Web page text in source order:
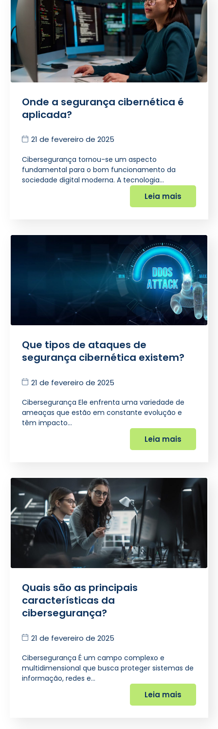
Onde a segurança cibernética é
aplicada?
21 de fevereiro de 2025
Cibersegurança tornou-se um aspecto
fundamental para o bom funcionamento da
sociedade digital moderna. A tecnologia…
Leia mais
Que tipos de ataques de
segurança cibernética existem?
21 de fevereiro de 2025
Cibersegurança Ele enfrenta uma variedade de
ameaças que estão em constante evolução e
têm impacto…
Leia mais
Quais são as principais
características da
cibersegurança?
21 de fevereiro de 2025
Cibersegurança É um campo complexo e
multidimensional que busca proteger sistemas de
informação, redes e…
Leia mais